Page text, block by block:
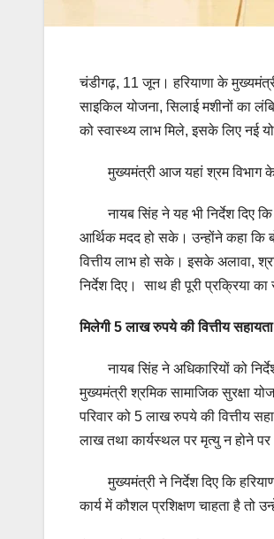
चंडीगढ़, 11 जून। हरियाणा के
साइकिल योजना, सिलाई मशीनों का
को स्वास्थ्य लाभ मिले, इसके लिए नई
मुख्यमंत्री आज यहां श्रम विभाग के
नायब सिंह ने यह भी निर्देश दिए कि
आर्थिक मदद हो सके। उन्होंने कहा कि
वित्तीय लाभ हो सके। इसके अलावा,
निर्देश दिए। साथ ही पूरी प्रक्रिया
मिलेगी 5 लाख रुपये की वित्तीय सहायता
नायब सिंह ने अधिकारियों को
मुख्यमंत्री श्रमिक सामाजिक सुरक्षा
परिवार को 5 लाख रुपये की वित्तीय
लाख तथा कार्यस्थल पर मृत्यु न होने
मुख्यमंत्री ने निर्देश दिए कि
कार्य में कौशल प्रशिक्षण चाहता है तो